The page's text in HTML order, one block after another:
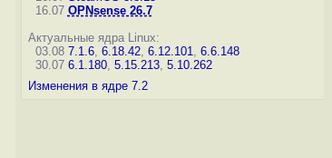
16.07 OPNsense 26.7
Актуальные ядра Linux:
03.08 7.1.6, 6.18.42, 6.12.101, 6.6.148
30.07 6.1.180, 5.15.213, 5.10.262
Изменения в ядре 7.2